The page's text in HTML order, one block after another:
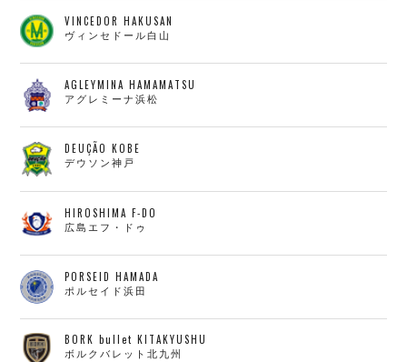
VINCEDOR HAKUSAN
ヴィンセドール白山
AGLEYMINA HAMAMATSU
アグレミーナ浜松
DEUÇÃO KOBE
デウソン神戸
HIROSHIMA F-DO
広島エフ・ドゥ
PORSEID HAMADA
ポルセイド浜田
BORK bullet KITAKYUSHU
ボルクバレット北九州